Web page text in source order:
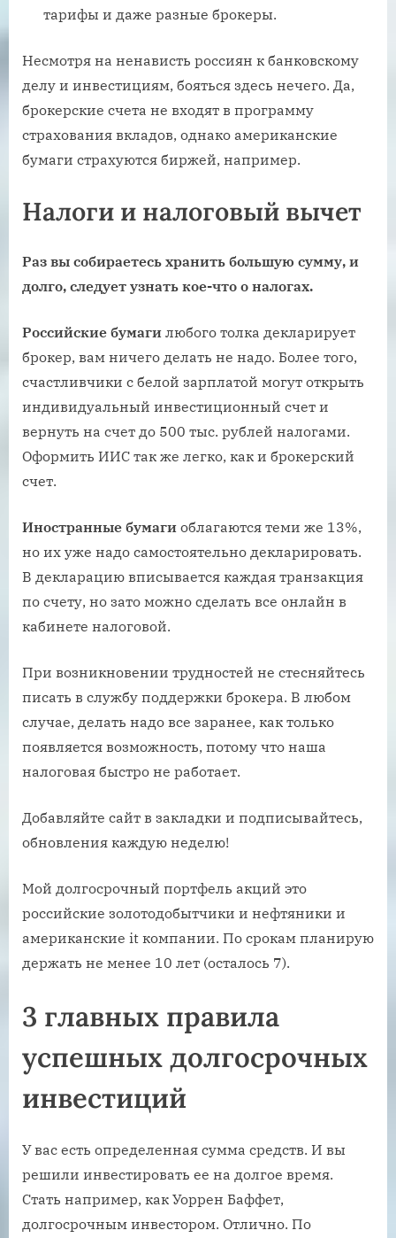
тарифы и даже разные брокеры.
Несмотря на ненависть россиян к банковскому
делу и инвестициям, бояться здесь нечего. Да,
брокерские счета не входят в программу
страхования вкладов, однако американские
бумаги страхуются биржей, например.
Налоги и налоговый вычет
Раз вы собираетесь хранить большую сумму, и
долго, следует узнать кое-что о налогах.
Российские бумаги любого толка декларирует
брокер, вам ничего делать не надо. Более того,
счастливчики с белой зарплатой могут открыть
индивидуальный инвестиционный счет и
вернуть на счет до 500 тыс. рублей налогами.
Оформить ИИС так же легко, как и брокерский
счет.
Иностранные бумаги облагаются теми же 13%,
но их уже надо самостоятельно декларировать.
В декларацию вписывается каждая транзакция
по счету, но зато можно сделать все онлайн в
кабинете налоговой.
При возникновении трудностей не стесняйтесь
писать в службу поддержки брокера. В любом
случае, делать надо все заранее, как только
появляется возможность, потому что наша
налоговая быстро не работает.
Добавляйте сайт в закладки и подписывайтесь,
обновления каждую неделю!
Мой долгосрочный портфель акций это
российские золотодобытчики и нефтяники и
американские it компании. По срокам планирую
держать не менее 10 лет (осталось 7).
3 главных правила
успешных долгосрочных
инвестиций
У вас есть определенная сумма средств. И вы
решили инвестировать ее на долгое время.
Стать например, как Уоррен Баффет,
долгосрочным инвестором. Отлично. По